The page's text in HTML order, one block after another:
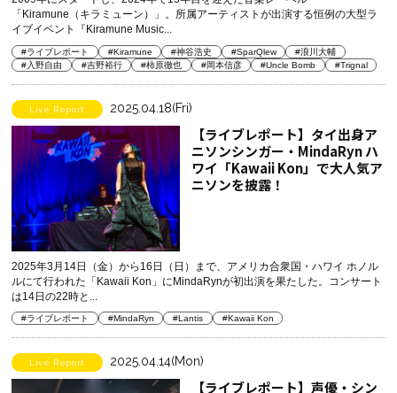
「Kiramune（キラミューン）」。所属アーティストが出演する恒例の大型ラ
イブイベント『Kiramune Music...
#ライブレポート #Kiramune #神谷浩史 #SparQlew
#浪川大輔
#入野自由
#吉野裕行 #柿原徹也 #岡本信彦 #Uncle Bomb #Trignal
Live Report 2025.04.18(Fri)
【ライブレポート】タイ出身ア
ニソンシンガー・MindaRyn ハ
ワイ「Kawaii Kon」で大人気ア
ニソンを披露！
2025年3月14日（金）から16日（日）まで、アメリカ合衆国・ハワイ ホノル
ルにて行われた「Kawaii Kon」にMindaRynが初出演を果たした。コンサート
は14日の22時と...
#ライブレポート #MindaRyn #Lantis #Kawaii Kon
Live Report 2025.04.14(Mon)
【ライブレポート】声優・シン